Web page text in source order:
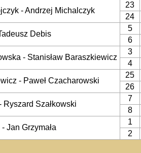
- Andrzej Michalczyk
23
24
Debis
5
6
- Stanisław Baraszkiewicz
3
4
- Paweł Czacharowski
25
26
Szałkowski
7
8
Jan Grzymała
1
2